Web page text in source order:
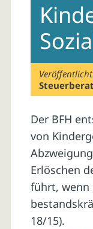
Der BFH
von
Erlöschen
führt, wenn
18/15).